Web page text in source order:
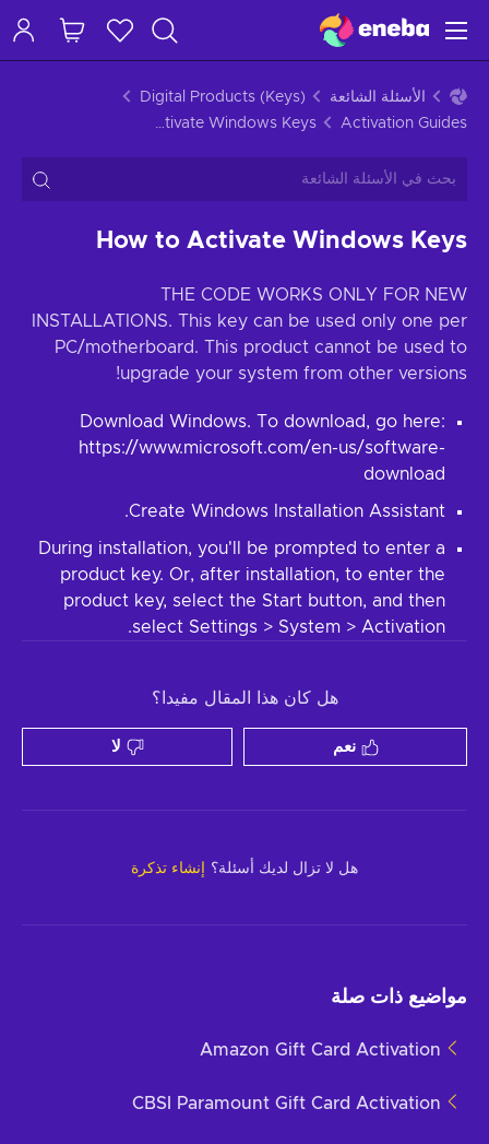
الأسئلة الشائعة
Digital Products (Keys)
Activation Guides
How to Activate Windows Keys
How to Activate Windows Keys
THE CODE WORKS ONLY FOR NEW
INSTALLATIONS. This key can be used only one per
PC/motherboard. This product cannot be used to
upgrade your system from other versions!
Download Windows. To download, go here:
https://www.microsoft.com/en-us/software-
download
Create Windows Installation Assistant.
During installation, you'll be prompted to enter a
product key. Or, after installation, to enter the
product key, select the Start button, and then
select Settings > System > Activation.
هل كان هذا المقال مفيدا؟
نعم لا
هل لا تزال لديك أسئلة؟ إنشاء تذكرة
مواضيع ذات صلة
Amazon Gift Card Activation
CBSI Paramount Gift Card Activation